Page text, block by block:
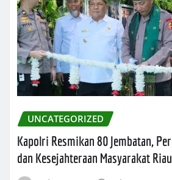
UNCATEGORIZED
Kapolri Resmikan 80 Jembatan,
dan Kesejahteraan Masyarakat Riau